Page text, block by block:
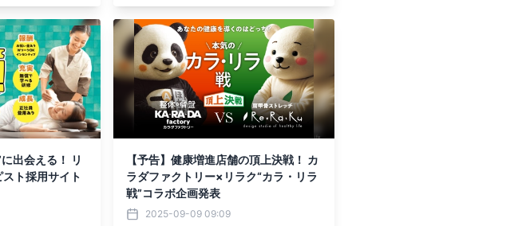
出会える！ リ
ト採用サイト
【予告】健康増進店舗の頂上決戦！ カ
ラダファクトリー×リラク“カラ・リラ
戦”コラボ企画発表
2025-09-09 09:09